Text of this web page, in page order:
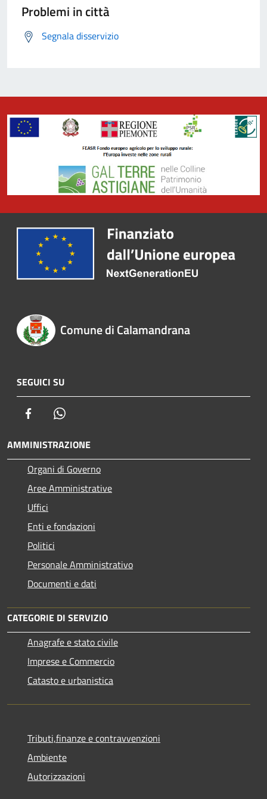
Problemi in città
Segnala disservizio
Comune di Calamandrana
SEGUICI SU
Facebook
AMMINISTRAZIONE
Organi di Governo
Aree Amministrative
Uffici
Enti e fondazioni
Politici
Personale Amministrativo
Documenti e dati
CATEGORIE DI SERVIZIO
Anagrafe e stato civile
Imprese e Commercio
Catasto e urbanistica
Tributi,finanze e contravvenzioni
Ambiente
Autorizzazioni